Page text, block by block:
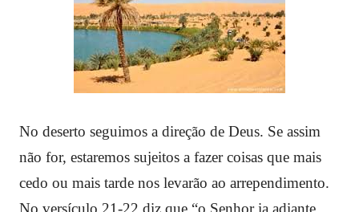
No deserto seguimos a direção de Deus. Se assim
não for, estaremos sujeitos a fazer coisas que mais
cedo ou mais tarde nos levarão ao arrependimento.
No versículo 21-22 diz que “o Senhor ia adiante